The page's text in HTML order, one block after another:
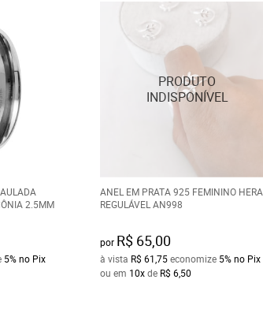
2.5MM
5%no Pix
ANEL EM PRATA 925 FEMININO HERA
REGULÁVEL AN998
por R$ 65,00
à vista R$ 61,75economize 5% no Pix
ou em 10xde R$ 6,50